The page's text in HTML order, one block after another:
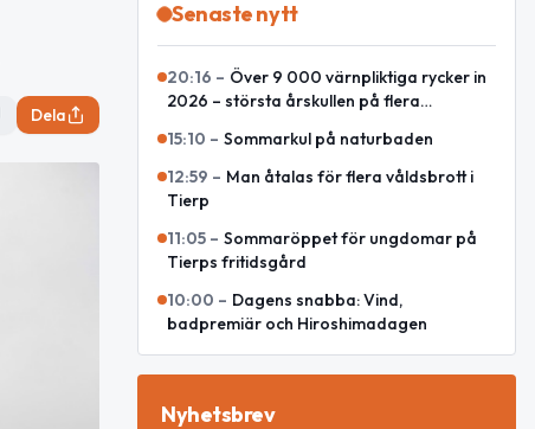
Dela
Senaste nytt
20:16 – Över 9 000 värnpliktiga rycker in
2026 – största årskullen på flera
15:10 – Sommarkul på naturbaden
12:59 – Man åtalas för flera våldsbrott i
Tierp
11:05 – Sommaröppet för ungdomar på
Tierps fritidsgård
10:00 – Dagens snabba: Vind,
badpremiär och Hiroshimadagen
Nyhetsbrev